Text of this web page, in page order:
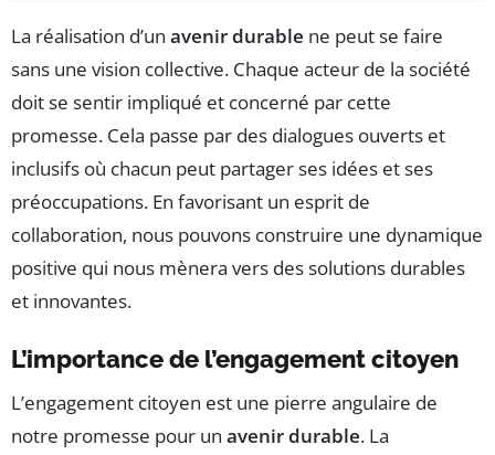
La réalisation d’un avenir durable ne peut se faire
sans une vision collective. Chaque acteur de la société
doit se sentir impliqué et concerné par cette
promesse. Cela passe par des dialogues ouverts et
inclusifs où chacun peut partager ses idées et ses
préoccupations. En favorisant un esprit de
collaboration, nous pouvons construire une dynamique
positive qui nous mènera vers des solutions durables
et innovantes.
L’importance de l’engagement citoyen
L’engagement citoyen est une pierre angulaire de
notre promesse pour un avenir durable. La